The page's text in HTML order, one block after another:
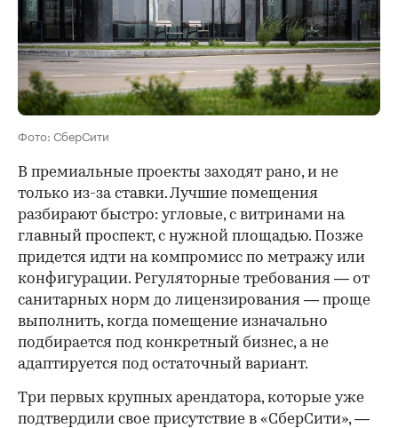
Фото: СберСити
В премиальные проекты заходят рано, и не
только из-за ставки. Лучшие помещения
разбирают быстро: угловые, с витринами на
главный проспект, с нужной площадью. Позже
придется идти на компромисс по метражу или
конфигурации. Регуляторные требования — от
санитарных норм до лицензирования — проще
выполнить, когда помещение изначально
подбирается под конкретный бизнес, а не
адаптируется под остаточный вариант.
Три первых крупных арендатора, которые уже
подтвердили свое присутствие в «СберСити», —